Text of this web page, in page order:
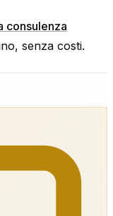
consulenza
senza costi.